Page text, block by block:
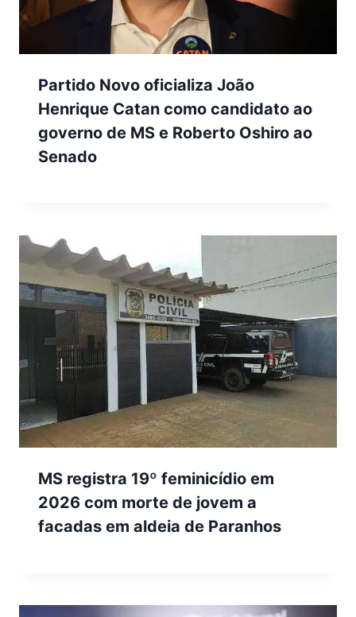
Partido Novo oficializa João
Henrique Catan como candidato ao
governo de MS e Roberto Oshiro ao
Senado
MS registra 19º feminicídio em
2026 com morte de jovem a
facadas em aldeia de Paranhos